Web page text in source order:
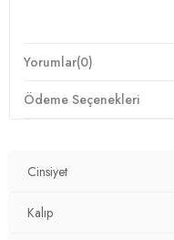
Beden : XL
Menşei:Türkiye
3DY1CF26S1210000.12
Giyim Tarzı: Günlük/Casual
Yaka Tipi:
Kapama Şekli:
Yorumlar(0)
Ödeme Seçenekleri
Cinsiyet
Kalıp